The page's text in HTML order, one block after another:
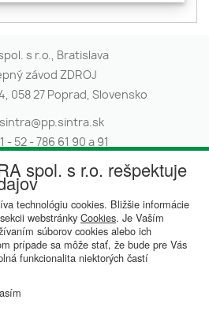
spol. s r.o. rešpektuje
technológiu cookies. Bližšie informácie
webstránky Cookies. Je Vaším
súborov cookies alebo ich
prípade sa môže stať, že bude pre Vás
funkcionalita niektorých častí
s r.o., Bratislava
závod ZDROJ
058 27 Poprad, Slovensko
sintra@pp.sintra.sk
- 52 - 786 61 90 a 91
+421 - 52 - 786 61 22
osobných údajov,
činnosti.
00685232
SK2020441060
0000 0000 0030 3562